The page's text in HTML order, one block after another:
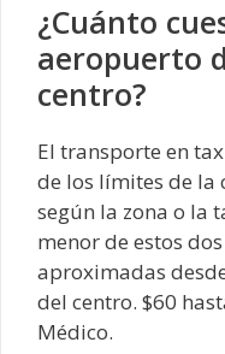
¿Cuánto
aeropuerto
centro?
El transporte en
de los límites de la
según la zona o la
menor de estos
aproximadas
del centro. $60
Médico.